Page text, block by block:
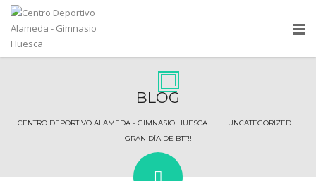
BLOG
CENTRO DEPORTIVO ALAMEDA - GIMNASIO HUESCA UNCATEGORIZED